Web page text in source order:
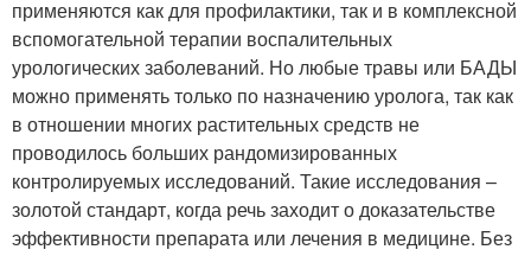
применяются как для профилактики, так и в комплексной
вспомогательной терапии воспалительных
урологических заболеваний. Но любые травы или БАДЫ
можно применять только по назначению уролога, так как
в отношении многих растительных средств не
проводилось больших рандомизированных
контролируемых исследований. Такие исследования –
золотой стандарт, когда речь заходит о доказательстве
эффективности препарата или лечения в медицине. Без